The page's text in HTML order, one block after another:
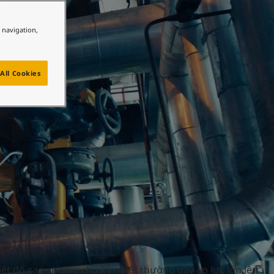
độ cao và chịu chu kỳ nhiệt thường gây áp lực lớn lên
navigation,
Cookies